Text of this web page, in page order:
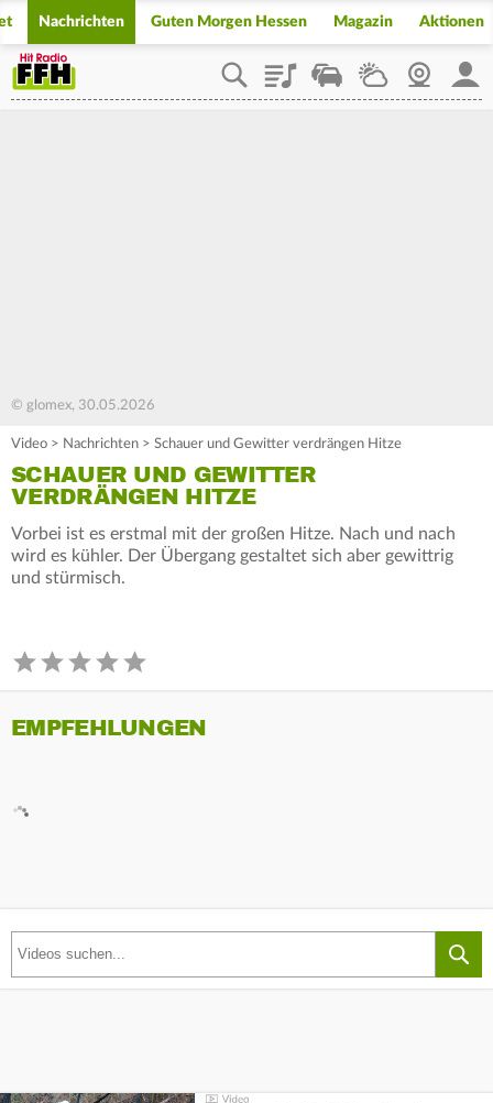
Nachrichten Guten Morgen Hessen Magazin Aktionen
PlaylistStaupilotWetterWebcam
© glomex, 30.05.2026
Video > Nachrichten > Schauer und Gewitter verdrängen Hitze
SCHAUER UND GEWITTER
VERDRÄNGEN HITZE
Vorbei ist es erstmal mit der großen Hitze. Nach und nach
wird es kühler. Der Übergang gestaltet sich aber gewittrig
und stürmisch.
EMPFEHLUNGEN